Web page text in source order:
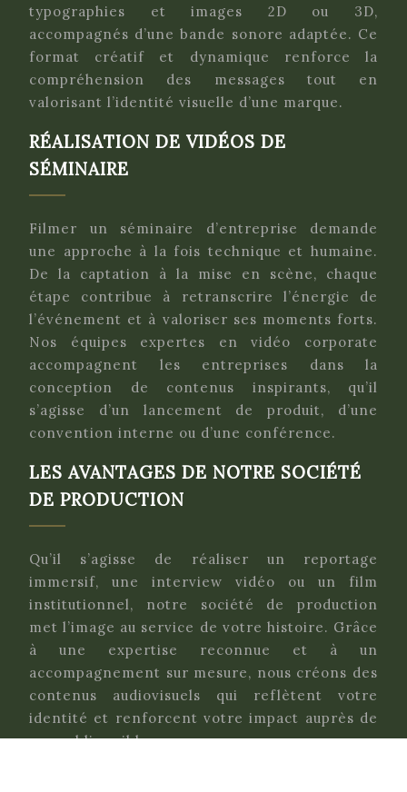
typographies et images 2D ou 3D,
accompagnés d’une bande sonore adaptée. Ce
format créatif et dynamique renforce la
compréhension des messages tout en
valorisant l’identité visuelle d’une marque.
RÉALISATION DE VIDÉOS DE
SÉMINAIRE
Filmer un séminaire d’entreprise demande
une approche à la fois technique et humaine.
De la captation à la mise en scène, chaque
étape contribue à retranscrire l’énergie de
l’événement et à valoriser ses moments forts.
Nos équipes expertes en vidéo corporate
accompagnent les entreprises dans la
conception de contenus inspirants, qu’il
s’agisse d’un lancement de produit, d’une
convention interne ou d’une conférence.
LES AVANTAGES DE NOTRE SOCIÉTÉ
DE PRODUCTION
Qu’il s’agisse de réaliser un reportage
immersif, une interview vidéo ou un film
institutionnel, notre société de production
met l’image au service de votre histoire. Grâce
à une expertise reconnue et à un
accompagnement sur mesure, nous créons des
contenus audiovisuels qui reflètent votre
identité et renforcent votre impact auprès de
vos publics cibles.